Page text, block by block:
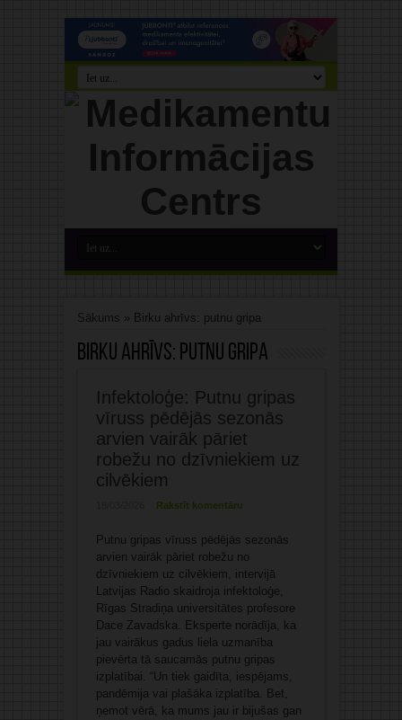
Sākums » Birku ahrīvs: putnu gripa
Birku ahrīvs: putnu gripa
Infektoloģe: Putnu gripas
vīruss pēdējās sezonās
arvien vairāk pāriet
robežu no dzīvniekiem uz
cilvēkiem
Rakstīt komentāru
Putnu gripas vīruss pēdējās sezonās
arvien vairāk pāriet robežu no
dzīvniekiem uz cilvēkiem, intervijā
Latvijas Radio skaidroja infektoloģe,
Rīgas Stradiņa universitātes profesore
Dace Zavadska. Eksperte norādīja, ka
jau vairākus gadus liela uzmanība
pievērta tā saucamās putnu gripas
izplatībai. “Un tiek gaidīta, iespējams,
pandēmija vai plašāka izplatība. Bet,
ņemot vērā, ka mums jau ir bijušas gan